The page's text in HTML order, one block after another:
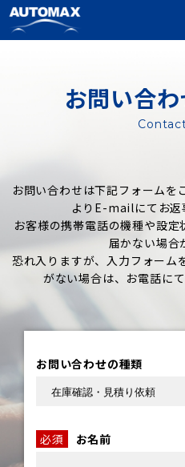
お問い合
お問い合わせは下記フォームを
よりE-mailにてお返
お客様の携帯電話の機種や設
届かない場合
恐れ入りますが、入力フォーム
がない場合は、お電話に
お問い合わせの種類
必須 お名前